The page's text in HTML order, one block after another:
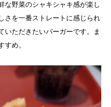
な野菜のシャキシャキ感が楽し
さを一番ストレートに感じられ
いただきたいバーガーです。ま
すめ。